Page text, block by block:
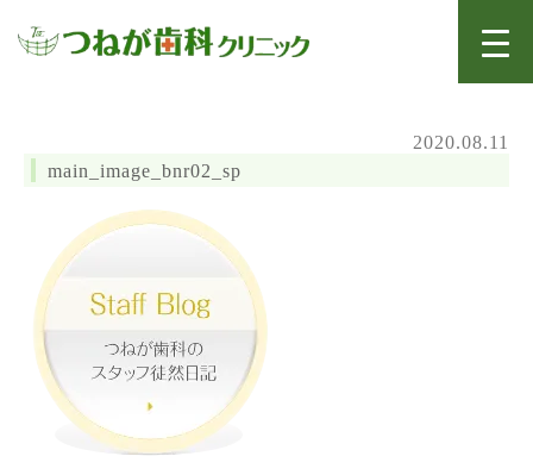
2020.08.11
main_image_bnr02_sp